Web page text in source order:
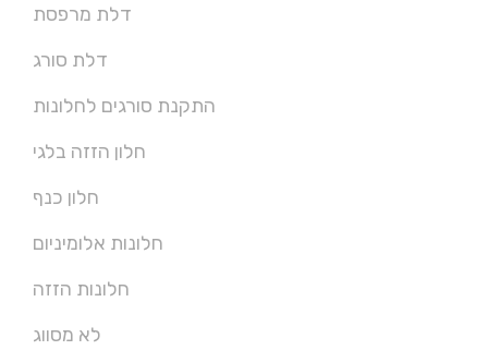
דלת מרפסת
דלת סורג
התקנת סורגים לחלונות
חלון הזזה בלגי
חלון כנף
חלונות אלומיניום
חלונות הזזה
לא מסווג